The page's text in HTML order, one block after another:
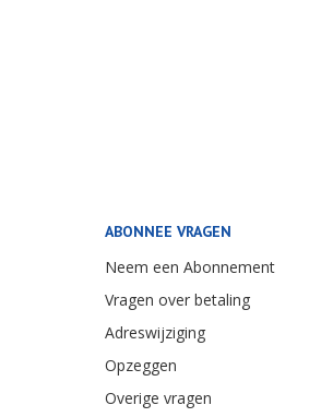
ABONNEE VRAGEN
Neem een Abonnement
Vragen over betaling
Adreswijziging
Opzeggen
Overige vragen